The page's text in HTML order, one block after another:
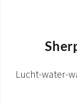
Lucht-water-